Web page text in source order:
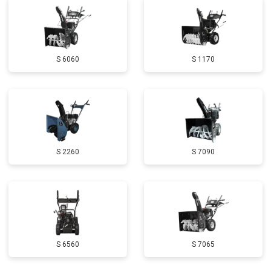
Замена глушителя Заказать
Замена маховика от 3050 ₽ Заказать
Ремонт электропроводки Заказать
Полное ТО от 4900 ₽ Заказать
Ремонт привода от 3250 ₽
Замена свечей зажигания от 1820 ₽ Заказать
Демонтаж-монтаж двигателя от 6400 ₽
Ремонт сцепления от 3800 ₽ Заказать
S 6060 S 1170
S 2260 S 7090
S 6560 S 7065